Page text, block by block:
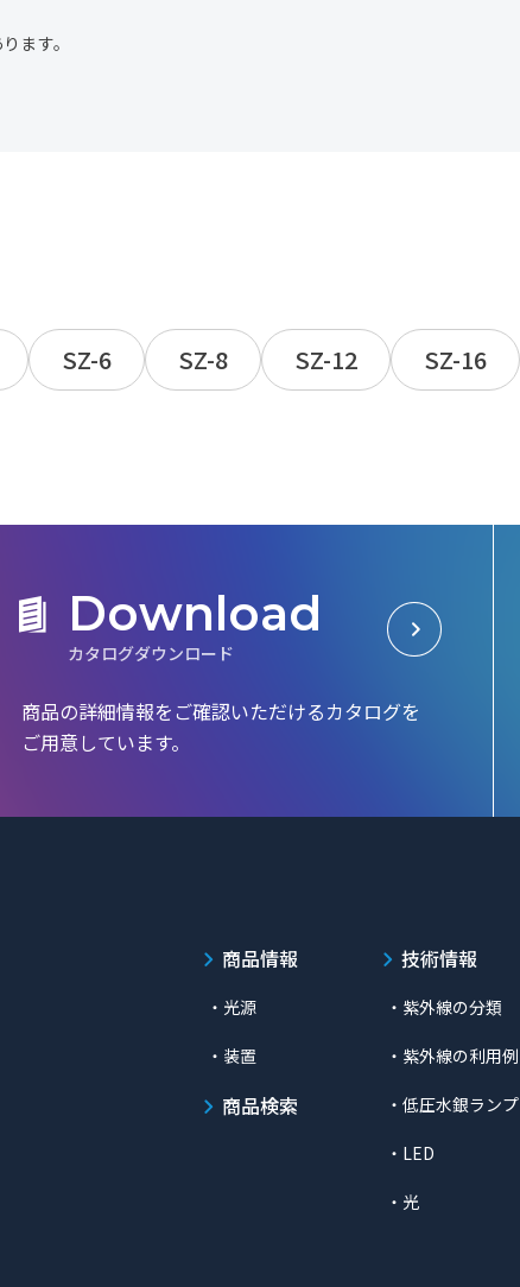
ます。
SZ-6 SZ-8 SZ-12 SZ-16
Download
カタログダウンロー ド
商品の詳細情報をご確認いただけるカタログを
ご用意しています。
商品情報
・光源
・装置
商品検索
技術情報
・紫外線の分類
・紫外線の利用例
・低圧水銀ランプ
・LED
・光